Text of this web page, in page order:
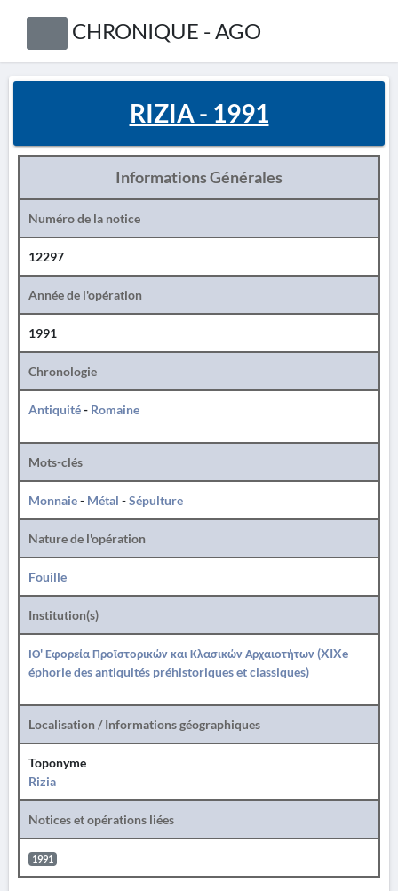
CHRONIQUE - AGO
RIZIA - 1991
Informations Générales
Numéro de la notice
12297
Année de l'opération
1991
Chronologie
Antiquité- Romaine
Mots-clés
Monnaie- Métal -Sépulture
Nature de l'opération
Fouille
Institution(s)
ΙΘ' Εφορεία Προϊστορικών και Κλασικών Αρχαιοτήτων (XIXe
éphorie des antiquités préhistoriques et classiques)
Localisation / Informations géographiques
Toponyme
Rizia
Notices et opérations liées
1991